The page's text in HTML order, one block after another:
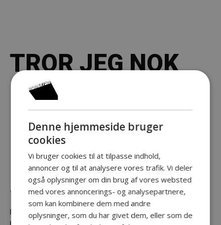
TROR JEG NOK
Comedy Show
Med Jakob
Svendsen
Jakob Svendsen tror…
På sig selv, på Gud – og på tandlægen.
Denne hjemmeside bruger
cookies
Vi bruger cookies til at tilpasse indhold,
annoncer og til at analysere vores trafik. Vi deler
også oplysninger om din brug af vores websted
med vores annoncerings- og analysepartnere,
som kan kombinere dem med andre
oplysninger, som du har givet dem, eller som de